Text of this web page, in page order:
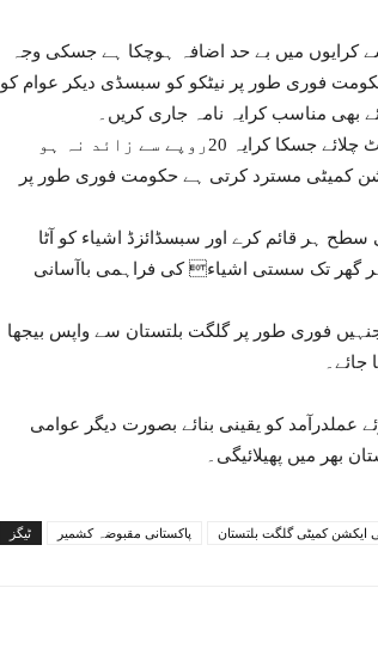
کرایوں میں بے حد اضافہ ہوچکا ہے جسکی وجہ
فوری طور پر نیٹکو کو سبسڈی دیکر عوام کو
بھی مناسب کرایہ نامہ جاری کریں۔
20روپے سے زائد نہ ہو
کمیٹی مسترد کرتی ہے حکومت فوری طور پر
ہر قائم کرے اور سبسڈائزڈ اشیاء کو آٹا
گھر تک سستی اشیاء کی فراہمی باآسانی
فوری طور پر گلگت بلتستان سے واپس بیجھا
کو یقینی بنائے بصورت دیگر عوامی
بھر میں پھیلائیگی۔
ٹیگز پاکستانی مقبوضہ کشمیر ایکشن کمیٹی گلگت بلتستان